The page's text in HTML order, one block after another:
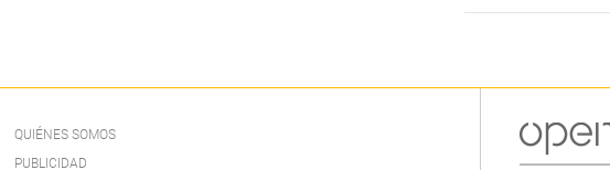
QUIÉNES SOMOS
PUBLICIDAD